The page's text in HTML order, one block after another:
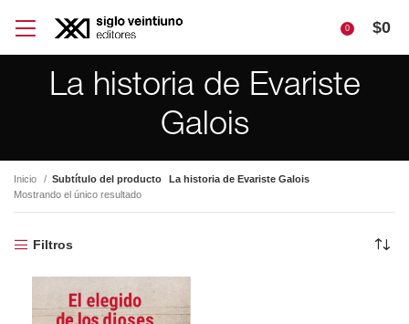
0 $0
La historia de Evariste
Galois
Inicio Subtítulo del producto
La historia de Evariste Galois
Mostrando el único resultado
Filtros